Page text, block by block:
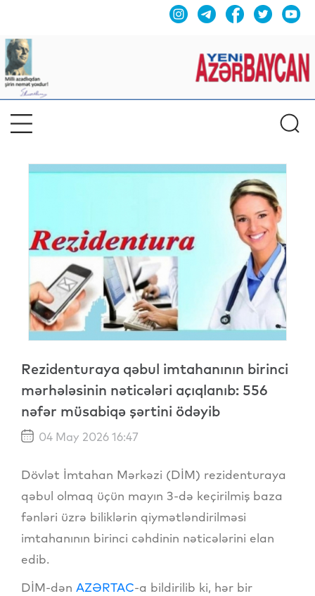
Rezidenturaya qəbul imtahanının birinci
mərhələsinin nəticələri açıqlanıb: 556
nəfər müsabiqə şərtini ödəyib
04 May 2026 16:47
Dövlət İmtahan Mərkəzi (DİM) rezidenturaya
qəbul olmaq üçün mayın 3-də keçirilmiş baza
fənləri üzrə biliklərin qiymətləndirilməsi
imtahanının birinci cəhdinin nəticələrini elan
edib.
DİM-dən AZƏRTAC-a bildirilib ki, hər bir